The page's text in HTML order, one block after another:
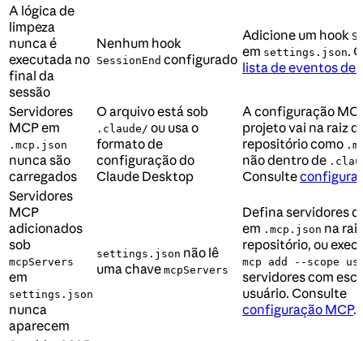
A lógica de
limpeza
nunca é
executada no
final da
sessão
Nenhum hook
SessionEnd configurado
Adicione um hook
em settings.json.
lista de eventos de
Servidores
MCP em
.mcp.json
nunca são
carregados
O arquivo está sob
.claude/ ou usa o
formato de
configuração do
Claude Desktop
A configuração
projeto vai na raiz
repositório como
não dentro de
Consulte
Servidores
MCP
adicionados
sob
mcpServers
em
settings.json
nunca
aparecem
settings.json não lê
uma chave mcpServers
Defina servidores
em .mcp.json na
repositório, ou
mcp add --scope
servidores com
usuário. Consulte
configuração MCP.